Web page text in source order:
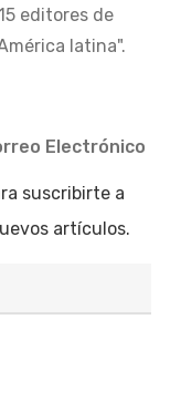
editores de
latina".
Electrónico
suscribirte a
artículos.